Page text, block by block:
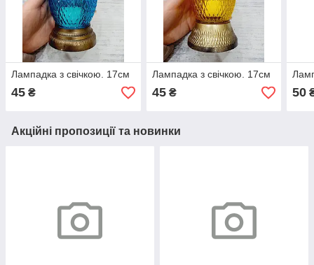
Лампадка з свічкою. 17см
45 ₴
Лампадка з свічкою. 17см
45₴ 50
Акційні пропозиції та новинки